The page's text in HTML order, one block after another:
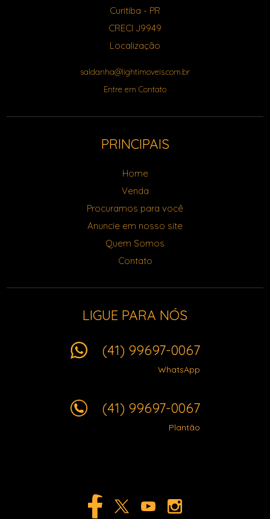
Curitiba - PR
CRECI J9949
Localização
saldanha@lightimoveis.com.br
Entre em Contato
PRINCIPAIS
Home
Venda
Procuramos para você
Anuncie em nosso site
Quem Somos
Contato
LIGUE PARA NÓS
(41) 99697-0067
WhatsApp
(41) 99697-0067
Plantão